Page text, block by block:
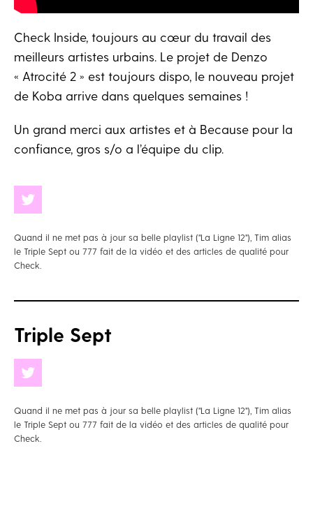
Check Inside, toujours au cœur du travail des
meilleurs artistes urbains. Le projet de Denzo
« Atrocité 2 » est toujours dispo, le nouveau projet
de Koba arrive dans quelques semaines !
Un grand merci aux artistes et à Because pour la
confiance, gros s/o a l’équipe du clip.
Quand il ne met pas à jour sa belle playlist ("La Ligne 12"), Tim alias
le Triple Sept ou 777 fait de la vidéo et des articles de qualité pour
Check.
Triple Sept
Quand il ne met pas à jour sa belle playlist ("La Ligne 12"), Tim alias
le Triple Sept ou 777 fait de la vidéo et des articles de qualité pour
Check.